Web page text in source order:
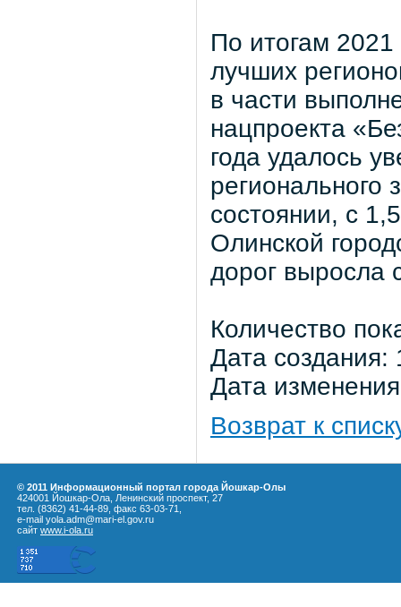
По итогам
лучших
в части
нацпроекта
года удалось
регионального
состоянии, с
Олинской
дорог выросла
Количество
Дата
Дата
Возврат к
© 2011 Информационный портал города Йошкар-Олы
424001 Йошкар-Ола, Ленинский проспект, 27
тел. (8362) 41-44-89, факс 63-03-71,
e-mail yola.adm@mari-el.gov.ru
сайт www.i-ola.ru